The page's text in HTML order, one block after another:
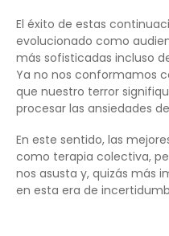
El éxito de estas
evolucionado como
más sofisticadas incluso
Ya no nos conformamos
que nuestro terror
procesar las ansiedades
En este sentido, las
como terapia colectiva,
nos asusta y, quizás más
en esta era de